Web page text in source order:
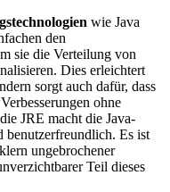
wie Java
den
sie die Verteilung von
Dies erleichtert
sorgt auch dafür, dass
ohne
JRE macht die Java-
benutzerfreundlich. Es ist
ungebrochener
Teil dieses